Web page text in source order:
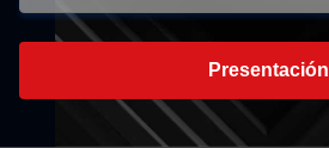
Presentación